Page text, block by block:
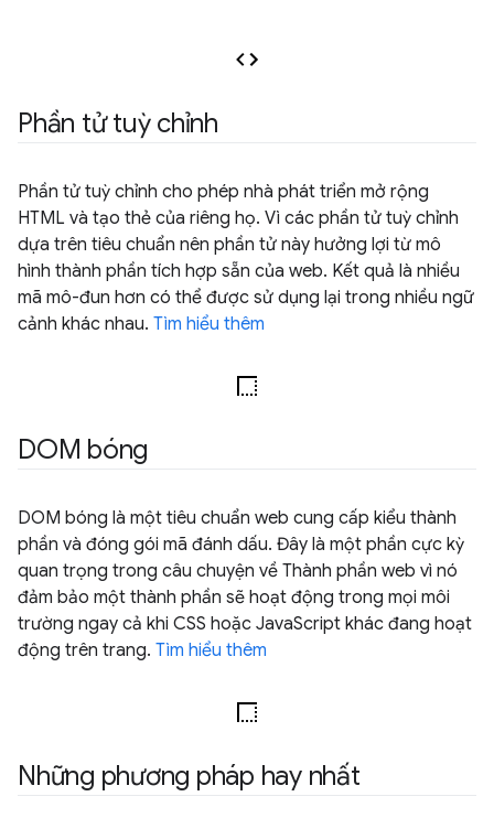
Phần tử tuỳ chỉnh
Phần tử tuỳ chỉnh cho phép nhà phát triển mở rộng
HTML và tạo thẻ của riêng họ. Vì các phần tử tuỳ chỉnh
dựa trên tiêu chuẩn nên phần tử này hưởng lợi từ mô
hình thành phần tích hợp sẵn của web. Kết quả là nhiều
mã mô-đun hơn có thể được sử dụng lại trong nhiều ngữ
cảnh khác nhau. Tìm hiểu thêm
DOM bóng
DOM bóng là một tiêu chuẩn web cung cấp kiểu thành
phần và đóng gói mã đánh dấu. Đây là một phần cực kỳ
quan trọng trong câu chuyện về Thành phần web vì nó
đảm bảo một thành phần sẽ hoạt động trong mọi môi
trường ngay cả khi CSS hoặc JavaScript khác đang hoạt
động trên trang. Tìm hiểu thêm
Những phương pháp hay nhất